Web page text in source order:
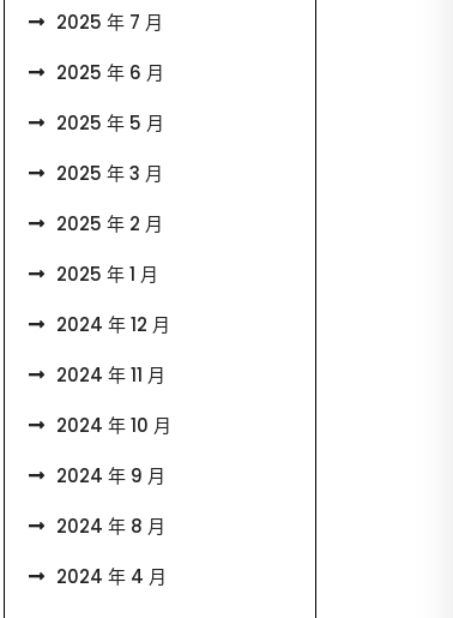
2025 年 7 月
2025 年 6 月
2025 年 5 月
2025 年 3 月
2025 年 2 月
2025 年 1 月
2024 年 12 月
2024 年 11 月
2024 年 10 月
2024 年 9 月
2024 年 8 月
2024 年 4 月